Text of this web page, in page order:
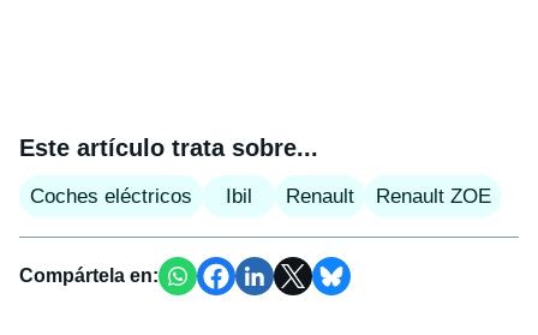
Este artículo trata sobre...
Coches eléctricos Ibil Renault Renault ZOE
Compártela en: